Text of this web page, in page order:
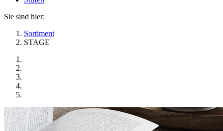
Sie sind hier:
Sortiment
STAGE